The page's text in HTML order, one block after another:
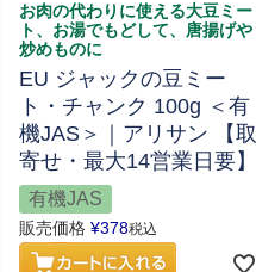
お肉の代わりに使える大豆ミー
ト、お湯でもどして、唐揚げや
炒めものに
EU ジャックの豆ミー
ト・チャンク 100g ＜有
機JAS＞｜アリサン 【取
寄せ・最大14営業日要】
有機JAS
販売価格 ¥378税込